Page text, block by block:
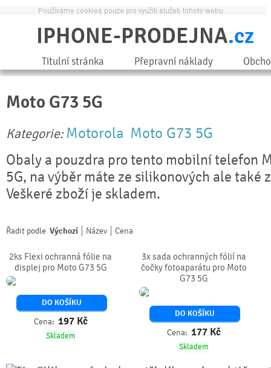
IPHONE-PRODEJNA.cz
Titulní stránka Přepravní náklady
Moto G73 5G
Kategorie: Motorola Moto G73 5G
Obaly a pouzdra pro tento mobilní telefon
5G, na výběr máte ze silikonových ale také
Veškeré zboží je skladem.
Řadit podle Výchozí Název Cena
2ks Flexi ochranná fólie na
displej pro Moto G73 5G
DO KOŠÍKU
Cena: 197 Kč
Skladem
3x sada ochranných fólií na
čočky fotoaparátu pro Moto
G73 5G
DO KOŠÍKU
Cena: 177 Kč
Skladem